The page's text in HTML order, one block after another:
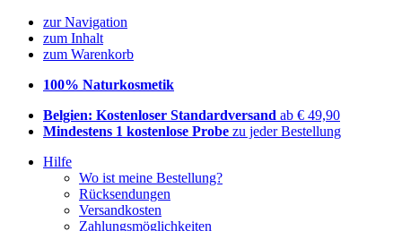
zur Navigation
zum Inhalt
zum Warenkorb
100% Naturkosmetik
Belgien: Kostenloser Standardversand ab € 49,90
Mindestens 1 kostenlose Probe zu jeder Bestellung
Hilfe
Wo ist meine Bestellung?
Rücksendungen
Versandkosten
Zahlungsmöglichkeiten